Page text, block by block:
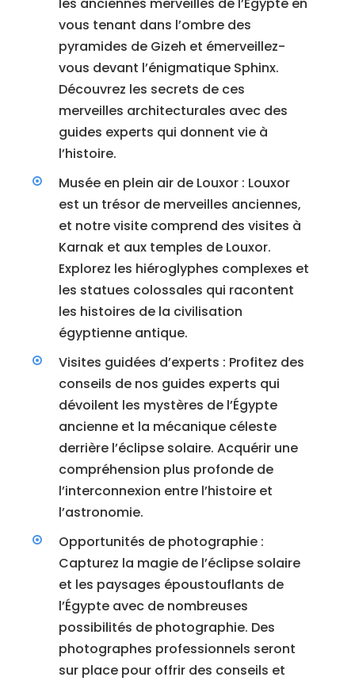
vous tenant dans l’ombre des
pyramides de Gizeh et émerveillez-
vous devant l’énigmatique Sphinx.
Découvrez les secrets de ces
merveilles architecturales avec des
guides experts qui donnent vie à
l’histoire.
Musée en plein air de Louxor : Louxor
est un trésor de merveilles anciennes,
et notre visite comprend des visites à
Karnak et aux temples de Louxor.
Explorez les hiéroglyphes complexes et
les statues colossales qui racontent
les histoires de la civilisation
égyptienne antique.
Visites guidées d’experts : Profitez des
conseils de nos guides experts qui
dévoilent les mystères de l’Égypte
ancienne et la mécanique céleste
derrière l’éclipse solaire. Acquérir une
compréhension plus profonde de
l’interconnexion entre l’histoire et
l’astronomie.
Opportunités de photographie :
Capturez la magie de l’éclipse solaire
et les paysages époustouflants de
l’Égypte avec de nombreuses
possibilités de photographie. Des
photographes professionnels seront
sur place pour offrir des conseils et